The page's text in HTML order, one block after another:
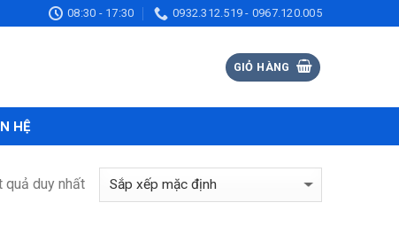
08:30 - 17:30 0932.312.519 - 0967.120.005
GIỎ HÀNG
HỆ
quả duy nhất